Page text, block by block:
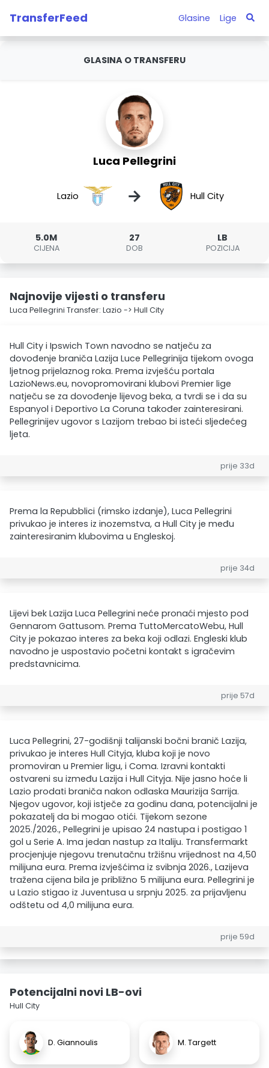
TransferFeed Glasine Lige
GLASINA O TRANSFERU
Luca Pellegrini
Lazio → Hull City
5.0M
CIJENA
27
DOB
LB
POZICIJA
Najnovije vijesti o transferu
Luca Pellegrini Transfer: Lazio -> Hull City
Hull City i Ipswich Town navodno se natječu za
dovođenje braniča Lazija Luce Pellegrinija tijekom ovoga
ljetnog prijelaznog roka. Prema izvješću portala
LazioNews.eu, novopromovirani klubovi Premier lige
natječu se za dovođenje lijevog beka, a tvrdi se i da su
Espanyol i Deportivo La Coruna također zainteresirani.
Pellegrinijev ugovor s Lazijom trebao bi isteći sljedećeg
ljeta.
prije 33d
Prema la Repubblici (rimsko izdanje), Luca Pellegrini
privukao je interes iz inozemstva, a Hull City je među
zainteresiranim klubovima u Engleskoj.
prije 34d
Lijevi bek Lazija Luca Pellegrini neće pronaći mjesto pod
Gennarom Gattusom. Prema TuttoMercatoWebu, Hull
City je pokazao interes za beka koji odlazi. Engleski klub
navodno je uspostavio početni kontakt s igračevim
predstavnicima.
prije 57d
Luca Pellegrini, 27-godišnji talijanski bočni branič Lazija,
privukao je interes Hull Cityja, kluba koji je novo
promoviran u Premier ligu, i Coma. Izravni kontakti
ostvareni su između Lazija i Hull Cityja. Nije jasno hoće li
Lazio prodati braniča nakon odlaska Maurizija Sarrija.
Njegov ugovor, koji istječe za godinu dana, potencijalni je
pokazatelj da bi mogao otići. Tijekom sezone
2025./2026., Pellegrini je upisao 24 nastupa i postigao 1
gol u Serie A. Ima jedan nastup za Italiju. Transfermarkt
procjenjuje njegovu trenutačnu tržišnu vrijednost na 4,50
milijuna eura. Prema izvješćima iz svibnja 2026., Lazijeva
tražena cijena bila je približno 5 milijuna eura. Pellegrini je
u Lazio stigao iz Juventusa u srpnju 2025. za prijavljenu
odštetu od 4,0 milijuna eura.
prije 59d
Potencijalni novi LB-ovi
Hull City
D. Giannoulis M. Targett